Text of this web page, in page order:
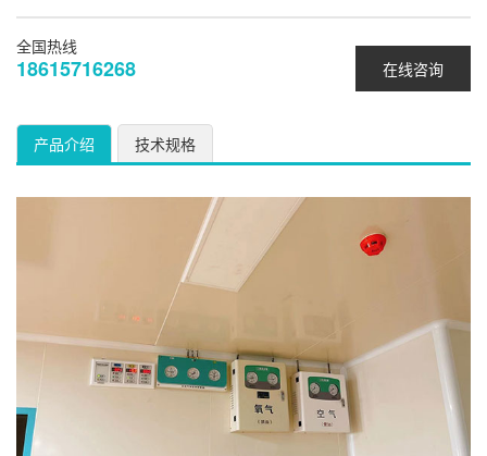
在线咨询
全国热线
18615716268
产品介绍 技术规格